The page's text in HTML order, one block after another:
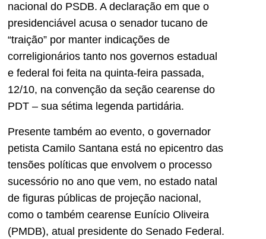
nacional do PSDB. A declaração em que o
presidenciável acusa o senador tucano de
“traição” por manter indicações de
correligionários tanto nos governos estadual
e federal foi feita na quinta-feira passada,
12/10, na convenção da seção cearense do
PDT – sua sétima legenda partidária.
Presente também ao evento, o governador
petista Camilo Santana está no epicentro das
tensões políticas que envolvem o processo
sucessório no ano que vem, no estado natal
de figuras públicas de projeção nacional,
como o também cearense Eunício Oliveira
(PMDB), atual presidente do Senado Federal.